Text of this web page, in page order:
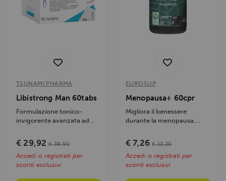
TSUNAMI PHARMA
Libistrong Man 60tabs
Formulazione tonico-
invigorente avanzata ad
biologica...
€ 29,92 € 39,90
Accedi o registrati per
sconti esclusivi
EUROSUP
Menopausa+ 60cpr
Migliora il benessere
durante la menopausa,
correlati, supporta la...
€ 7,26 € 12,20
Accedi o registrati per
sconti esclusivi